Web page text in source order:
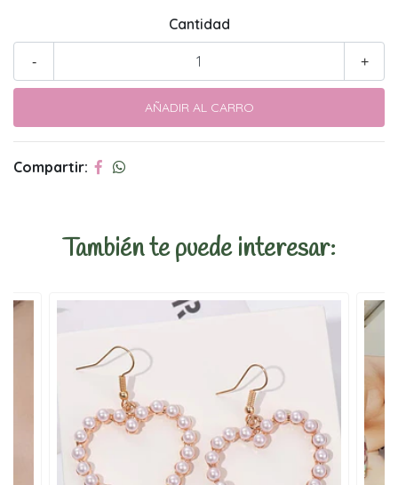
Cantidad
+
-
Compartir:
También te puede interesar: